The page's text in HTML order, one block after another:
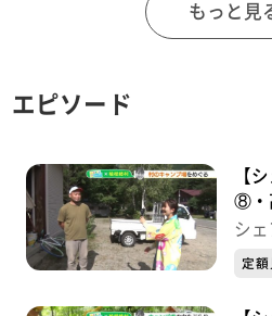
#シェアkfb #高橋ひかり #
もっと見
エピソード
【
⑧・
る
シ
定額